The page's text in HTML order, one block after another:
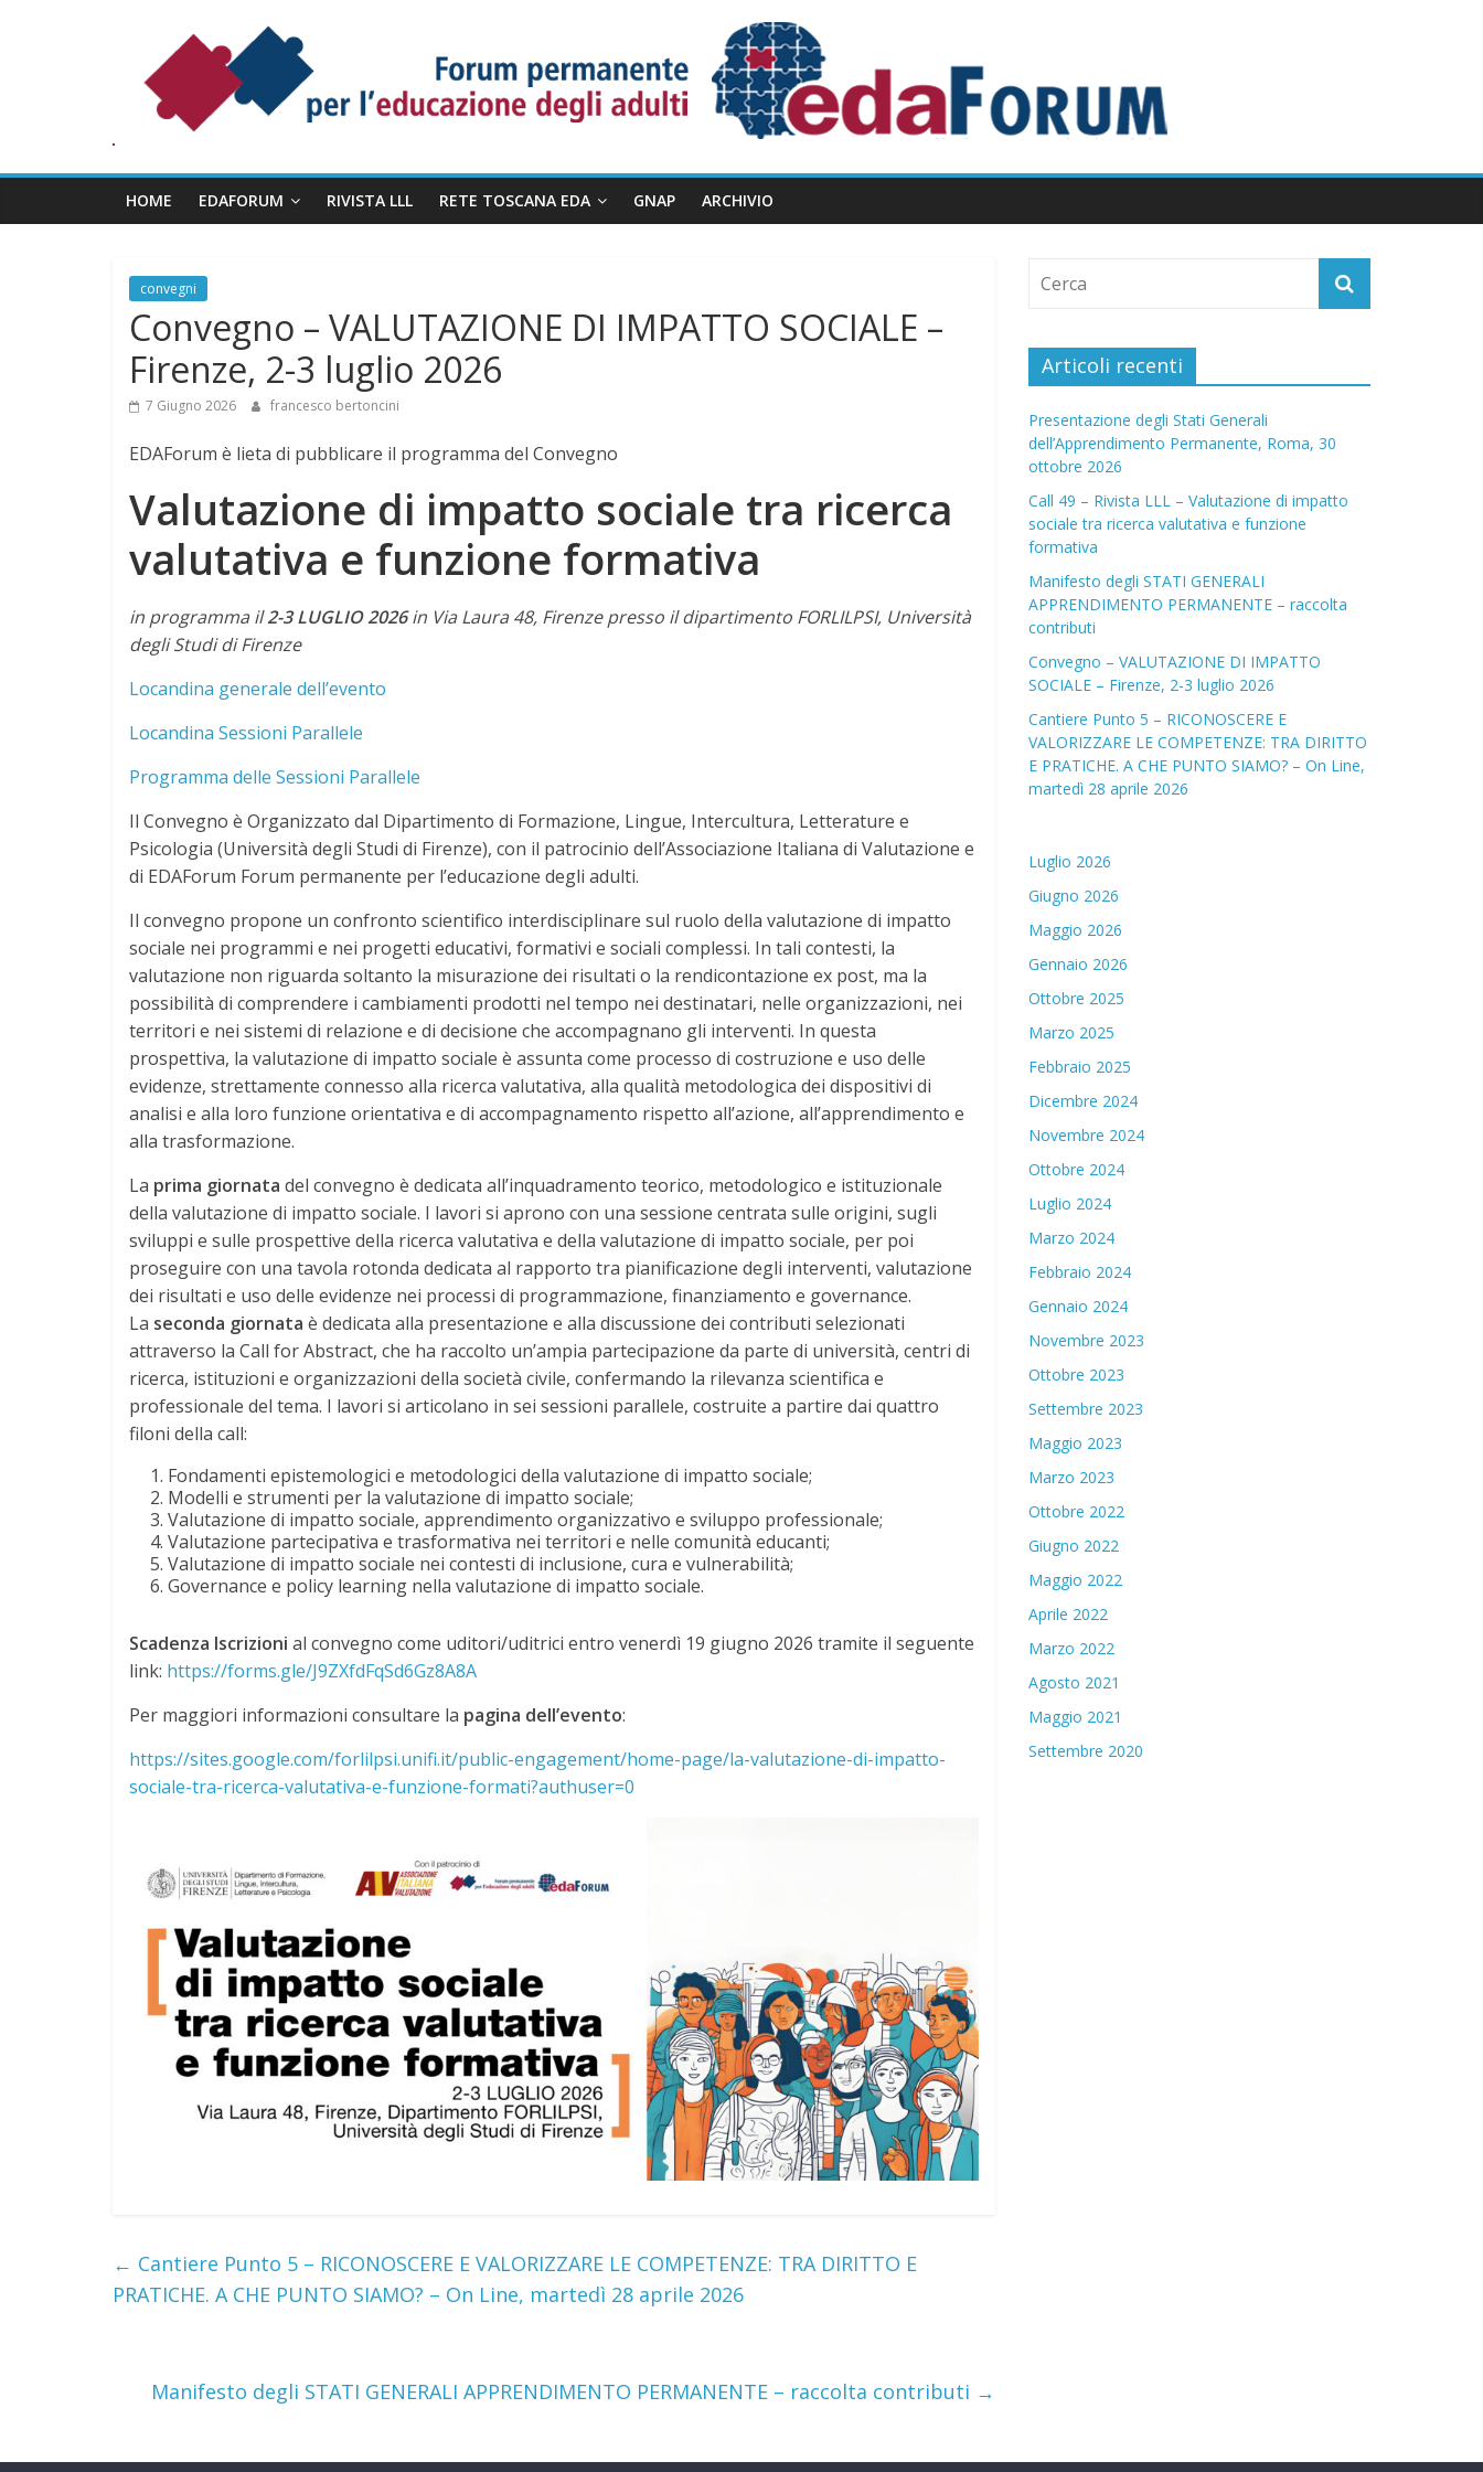
Permanente
l’Educazione
degli
HOME EDAFORUM RIVISTA LLL RETE TOSCANA EDA GNAP ARCHIVIO
convegni
Convegno – VALUTAZIONE DI IMPATTO SOCIALE –
Firenze, 2-3 luglio 2026
7 Giugno 2026 francesco bertoncini
EDAForum è lieta di pubblicare il programma del Convegno
Valutazione di impatto sociale tra ricerca
valutativa e funzione formativa
in programma il2-3 LUGLIO 2026in Via Laura 48, Firenze presso il dipartimento FORLILPSI, Università
degli Studi di Firenze
Locandina generale dell’evento
Locandina Sessioni Parallele
Programma delle Sessioni Parallele
Il Convegno è Organizzato dal Dipartimento di Formazione, Lingue, Intercultura, Letterature e
Psicologia (Università degli Studi di Firenze), con il patrocinio dell’Associazione Italiana di Valutazione e
di EDAForum Forum permanente per l’educazione degli adulti.
Il convegno propone un confronto scientifico interdisciplinare sul ruolo della valutazione di impatto
sociale nei programmi e nei progetti educativi, formativi e sociali complessi. In tali contesti, la
valutazione non riguarda soltanto la misurazione dei risultati o la rendicontazione ex post, ma la
possibilità di comprendere i cambiamenti prodotti nel tempo nei destinatari, nelle organizzazioni, nei
territori e nei sistemi di relazione e di decisione che accompagnano gli interventi. In questa
prospettiva, la valutazione di impatto sociale è assunta come processo di costruzione e uso delle
evidenze, strettamente connesso alla ricerca valutativa, alla qualità metodologica dei dispositivi di
analisi e alla loro funzione orientativa e di accompagnamento rispetto all’azione, all’apprendimento e
alla trasformazione.
La prima giornata del convegno è dedicata all’inquadramento teorico, metodologico e istituzionale
della valutazione di impatto sociale. I lavori si aprono con una sessione centrata sulle origini, sugli
sviluppi e sulle prospettive della ricerca valutativa e della valutazione di impatto sociale, per poi
proseguire con una tavola rotonda dedicata al rapporto tra pianificazione degli interventi, valutazione
dei risultati e uso delle evidenze nei processi di programmazione, finanziamento e governance.
La seconda giornata è dedicata alla presentazione e alla discussione dei contributi selezionati
attraverso la Call for Abstract, che ha raccolto un’ampia partecipazione da parte di università, centri di
ricerca, istituzioni e organizzazioni della società civile, confermando la rilevanza scientifica e
professionale del tema. I lavori si articolano in sei sessioni parallele, costruite a partire dai quattro
filoni della call:
Fondamenti epistemologici e metodologici della valutazione di impatto sociale;
Modelli e strumenti per la valutazione di impatto sociale;
Valutazione di impatto sociale, apprendimento organizzativo e sviluppo professionale;
Valutazione partecipativa e trasformativa nei territori e nelle comunità educanti;
Valutazione di impatto sociale nei contesti di inclusione, cura e vulnerabilità;
Governance e policy learning nella valutazione di impatto sociale.
Scadenza Iscrizioni al convegno come uditori/uditrici entro venerdì 19 giugno 2026 tramite il seguente
link: https://forms.gle/J9ZXfdFqSd6Gz8A8A
Per maggiori informazioni consultare la pagina dell’evento:
https://sites.google.com/forlilpsi.unifi.it/public-engagement/home-page/la-valutazione-di-impatto-
sociale-tra-ricerca-valutativa-e-funzione-formati?authuser=0
← Cantiere Punto 5 – RICONOSCERE E VALORIZZARE LE COMPETENZE: TRA DIRITTO E
PRATICHE. A CHE PUNTO SIAMO? – On Line, martedì 28 aprile 2026
Manifesto degli STATI GENERALI APPRENDIMENTO PERMANENTE – raccolta contributi →
Articoli recenti
Presentazione degli Stati Generali
dell’Apprendimento Permanente, Roma, 30
ottobre 2026
Call 49 – Rivista LLL – Valutazione di impatto
sociale tra ricerca valutativa e funzione
formativa
Manifesto degli STATI GENERALI
APPRENDIMENTO PERMANENTE – raccolta
contributi
Convegno – VALUTAZIONE DI IMPATTO
SOCIALE – Firenze, 2-3 luglio 2026
Cantiere Punto 5 – RICONOSCERE E
VALORIZZARE LE COMPETENZE: TRA DIRITTO
E PRATICHE. A CHE PUNTO SIAMO? – On Line,
martedì 28 aprile 2026
Luglio 2026
Giugno 2026
Maggio 2026
Gennaio 2026
Ottobre 2025
Marzo 2025
Febbraio 2025
Dicembre 2024
Novembre 2024
Ottobre 2024
Luglio 2024
Marzo 2024
Febbraio 2024
Gennaio 2024
Novembre 2023
Ottobre 2023
Settembre 2023
Maggio 2023
Marzo 2023
Ottobre 2022
Giugno 2022
Maggio 2022
Aprile 2022
Marzo 2022
Agosto 2021
Maggio 2021
Settembre 2020